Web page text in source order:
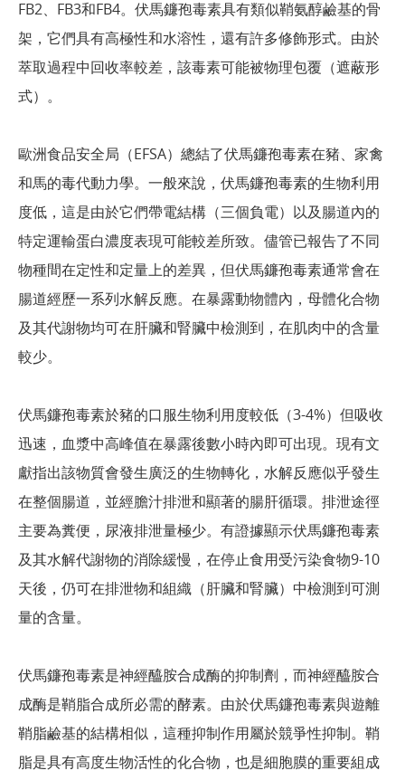
FB2、FB3和FB4。伏馬鐮孢毒素具有類似鞘氨醇鹼基的骨
架，它們具有高極性和水溶性，還有許多修飾形式。由於
萃取過程中回收率較差，該毒素可能被物理包覆（遮蔽形
式）。
歐洲食品安全局（EFSA）總結了伏馬鐮孢毒素在豬、家禽
和馬的毒代動力學。一般來說，伏馬鐮孢毒素的生物利用
度低，這是由於它們帶電結構（三個負電）以及腸道內的
特定運輸蛋白濃度表現可能較差所致。儘管已報告了不同
物種間在定性和定量上的差異，但伏馬鐮孢毒素通常會在
腸道經歷一系列水解反應。在暴露動物體內，母體化合物
及其代謝物均可在肝臟和腎臟中檢測到，在肌肉中的含量
較少。
伏馬鐮孢毒素於豬的口服生物利用度較低（3-4%）但吸收
迅速，血漿中高峰值在暴露後數小時內即可出現。現有文
獻指出該物質會發生廣泛的生物轉化，水解反應似乎發生
在整個腸道，並經膽汁排泄和顯著的腸肝循環。排泄途徑
主要為糞便，尿液排泄量極少。有證據顯示伏馬鐮孢毒素
及其水解代謝物的消除緩慢，在停止食用受污染食物9-10
天後，仍可在排泄物和組織（肝臟和腎臟）中檢測到可測
量的含量。
伏馬鐮孢毒素是神經醯胺合成酶的抑制劑，而神經醯胺合
成酶是鞘脂合成所必需的酵素。由於伏馬鐮孢毒素與遊離
鞘脂鹼基的結構相似，這種抑制作用屬於競爭性抑制。鞘
脂是具有高度生物活性的化合物，也是細胞膜的重要組成